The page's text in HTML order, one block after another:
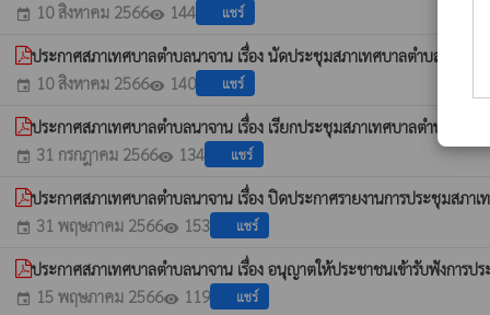
event 10 สิงหาคม 2566visibility 144 แชร์
ประกาศสภาเทศบาลตำบลนาจาน เรื่อง นัดประชุมสภาเทศบาลตำบลนาจ
event 10 สิงหาคม 2566visibility 140 แชร์
ประกาศสภาเทศบาลตำบลนาจาน เรื่อง เรียกประชุมสภาเทศบาลตำบลน
event 31 กรกฎาคม 2566visibility 134 แชร์
ประกาศสภาเทศบาลตำบลนาจาน เรื่อง ปิดประกาศรายงานการประชุมส
event 31 พฤษภาคม 2566visibility 153 แชร์
ประกาศสภาเทศบาลตำบลนาจาน เรื่อง อนุญาตให้ประชาชนเข้ารับฟังกา
event 15 พฤษภาคม 2566visibility 119 แชร์